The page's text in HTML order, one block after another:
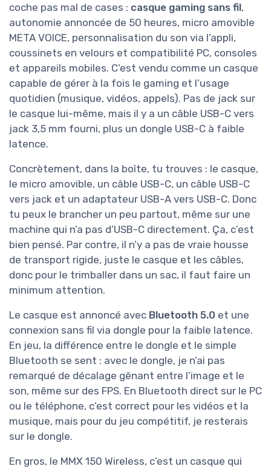
coche pas mal de cases : casque gaming sans fil,
autonomie annoncée de 50 heures, micro amovible
META VOICE, personnalisation du son via l’appli,
coussinets en velours et compatibilité PC, consoles
et appareils mobiles. C’est vendu comme un casque
capable de gérer à la fois le gaming et l’usage
quotidien (musique, vidéos, appels). Pas de jack sur
le casque lui-même, mais il y a un câble USB-C vers
jack 3,5 mm fourni, plus un dongle USB-C à faible
latence.
Concrètement, dans la boîte, tu trouves : le casque,
le micro amovible, un câble USB-C, un câble USB-C
vers jack et un adaptateur USB-A vers USB-C. Donc
tu peux le brancher un peu partout, même sur une
machine qui n’a pas d’USB-C directement. Ça, c’est
bien pensé. Par contre, il n’y a pas de vraie housse
de transport rigide, juste le casque et les câbles,
donc pour le trimballer dans un sac, il faut faire un
minimum attention.
Le casque est annoncé avec Bluetooth 5.0 et une
connexion sans fil via dongle pour la faible latence.
En jeu, la différence entre le dongle et le simple
Bluetooth se sent : avec le dongle, je n’ai pas
remarqué de décalage gênant entre l’image et le
son, même sur des FPS. En Bluetooth direct sur le PC
ou le téléphone, c’est correct pour les vidéos et la
musique, mais pour du jeu compétitif, je resterais
sur le dongle.
En gros, le MMX 150 Wireless, c’est un casque qui